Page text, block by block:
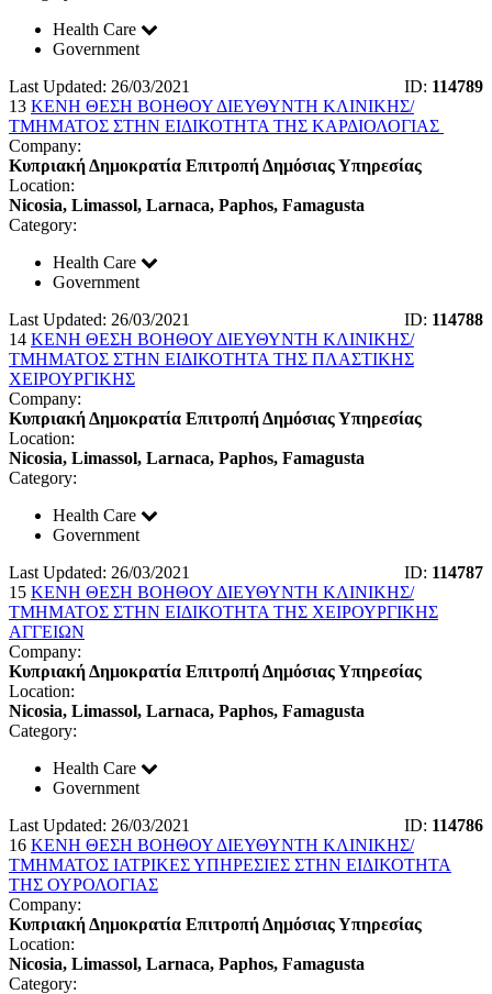
Health Care
Government
Last Updated: 26/03/2021
ID: 114789
13 ΚΕΝΗ ΘΕΣΗ ΒΟΗΘΟΥ ΔΙΕΥΘΥΝΤΗ ΚΛΙΝΙΚΗΣ/
ΤΜΗΜΑΤΟΣ ΣΤΗΝ ΕΙΔΙΚΟΤΗΤΑ ΤΗΣ ΚΑΡΔΙΟΛΟΓΙΑΣ
Company:
Κυπριακή Δημοκρατία Επιτροπή Δημόσιας Υπηρεσίας
Location:
Nicosia, Limassol, Larnaca, Paphos, Famagusta
Category:
Health Care
Government
Last Updated: 26/03/2021
ID: 114788
14 ΚΕΝΗ ΘΕΣΗ ΒΟΗΘΟΥ ΔΙΕΥΘΥΝΤΗ ΚΛΙΝΙΚΗΣ/
ΤΜΗΜΑΤΟΣ ΣΤΗΝ ΕΙΔΙΚΟΤΗΤΑ ΤΗΣ ΠΛΑΣΤΙΚΗΣ
ΧΕΙΡΟΥΡΓΙΚΗΣ
Company:
Κυπριακή Δημοκρατία Επιτροπή Δημόσιας Υπηρεσίας
Location:
Nicosia, Limassol, Larnaca, Paphos, Famagusta
Category:
Health Care
Government
Last Updated: 26/03/2021
ID: 114787
15 ΚΕΝΗ ΘΕΣΗ ΒΟΗΘΟΥ ΔΙΕΥΘΥΝΤΗ ΚΛΙΝΙΚΗΣ/
ΤΜΗΜΑΤΟΣ ΣΤΗΝ ΕΙΔΙΚΟΤΗΤΑ ΤΗΣ ΧΕΙΡΟΥΡΓΙΚΗΣ
ΑΓΓΕΙΩΝ
Company:
Κυπριακή Δημοκρατία Επιτροπή Δημόσιας Υπηρεσίας
Location:
Nicosia, Limassol, Larnaca, Paphos, Famagusta
Category:
Health Care
Government
Last Updated: 26/03/2021
ID: 114786
16 ΚΕΝΗ ΘΕΣΗ ΒΟΗΘΟΥ ΔΙΕΥΘΥΝΤΗ ΚΛΙΝΙΚΗΣ/
ΤΜΗΜΑΤΟΣ ΙΑΤΡΙΚΕΣ ΥΠΗΡΕΣΙΕΣ ΣΤΗΝ ΕΙΔΙΚΟΤΗΤΑ
ΤΗΣ ΟΥΡΟΛΟΓΙΑΣ
Company:
Κυπριακή Δημοκρατία Επιτροπή Δημόσιας Υπηρεσίας
Location:
Nicosia, Limassol, Larnaca, Paphos, Famagusta
Category: